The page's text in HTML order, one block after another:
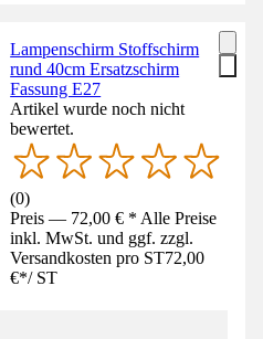
Lampenschirm Stoffschirm
rund 40cm Ersatzschirm
Fassung E27
Artikel wurde noch nicht
bewertet.
(0)
Preis — 72,00 € * Alle Preise
inkl. MwSt. und ggf. zzgl.
Versandkosten pro ST72,00
€*/ ST